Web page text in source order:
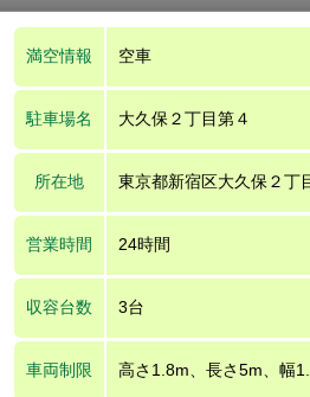
満空情報 空車
駐車場名 大久保２丁目第４
所在地 東京都新宿区大久保２丁
営業時間 24時間
収容台数 3台
車両制限 高さ1.8m、長さ5m、幅